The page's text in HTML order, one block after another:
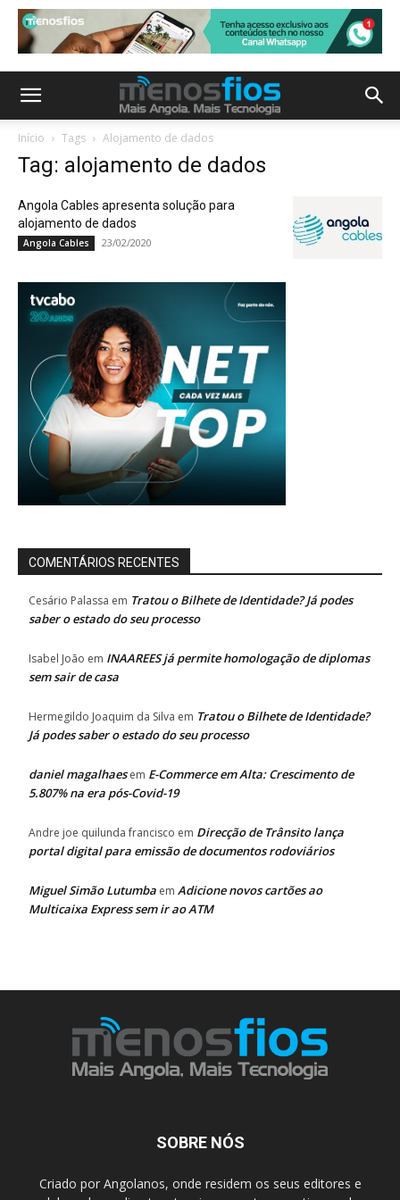
Início Tags Alojamento de dados
Tag: alojamento de dados
Angola Cables apresenta solução para
alojamento de dados
Angola Cables 23/02/2020
COMENTÁRIOS RECENTES
Cesário Palassa em Tratou o Bilhete de Identidade? Já podes
saber o estado do seu processo
Isabel João em INAAREES já permite homologação de diplomas
sem sair de casa
Hermegildo Joaquim da Silva em Tratou o Bilhete de Identidade?
Já podes saber o estado do seu processo
daniel magalhaesem E-Commerce em Alta: Crescimento de
5.807% na era pós-Covid-19
Andre joe quilunda francisco em Direcção de Trânsito lança
portal digital para emissão de documentos rodoviários
Miguel Simão Lutumba em Adicione novos cartões ao
Multicaixa Express sem ir ao ATM
SOBRE NÓS
Criado por Angolanos, onde residem os seus editores e